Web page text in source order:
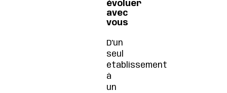
évoluer
avec
vous
D’un
seul
établissement
à
un